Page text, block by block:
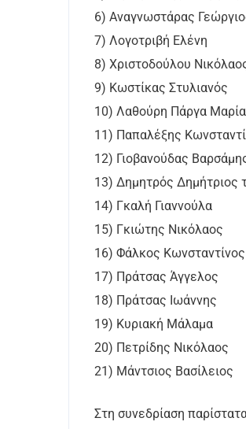
6) Αναγνωστάρας
7) Λογοτριβή Ελένη
8) Χριστοδούλου
9) Κωστίκας Στυλιανός
10) Λαθούρη Πάργα Μαρία
11) Παπαλέξης
12) Γιοβανούδας
13) Δημητρός Δημήτριος
14) Γκαλή Γιαννούλα
15) Γκιώτης Νικόλαος
16) Φάλκος Κωνσταντίνος
17) Πράτσας Άγγελος
18) Πράτσας Ιωάννης
19) Κυριακή Μάλαμα
20) Πετρίδης Νικόλαος
21) Μάντσιος Βασίλειος
Στη συνεδρίαση